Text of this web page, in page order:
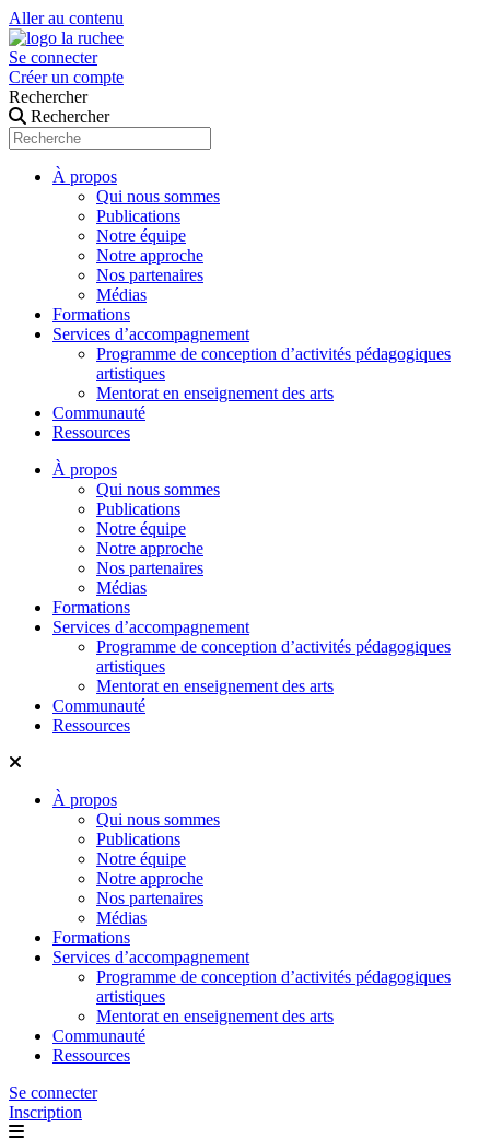
Aller au contenu
Se connecter
Créer un compte
Rechercher
Rechercher
À propos
Qui nous sommes
Publications
Notre équipe
Notre approche
Nos partenaires
Médias
Formations
Services d’accompagnement
Programme de conception d’activités pédagogiques
artistiques
Mentorat en enseignement des arts
Communauté
Ressources
À propos
Qui nous sommes
Publications
Notre équipe
Notre approche
Nos partenaires
Médias
Formations
Services d’accompagnement
Programme de conception d’activités pédagogiques
artistiques
Mentorat en enseignement des arts
Communauté
Ressources
À propos
Qui nous sommes
Publications
Notre équipe
Notre approche
Nos partenaires
Médias
Formations
Services d’accompagnement
Programme de conception d’activités pédagogiques
artistiques
Mentorat en enseignement des arts
Communauté
Ressources
Se connecter
Inscription